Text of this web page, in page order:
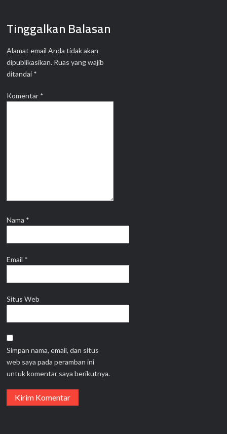
Tinggalkan Balasan
Alamat email Anda tidak akan
dipublikasikan. Ruas yang wajib
ditandai *
Komentar *
Nama *
Email *
Situs Web
Simpan nama, email, dan situs
web saya pada peramban ini
untuk komentar saya berikutnya.